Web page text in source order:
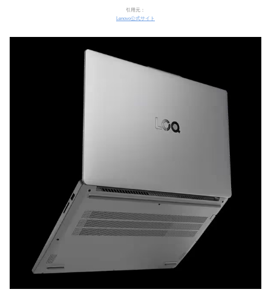
引用元：
Lenovo公式サイト